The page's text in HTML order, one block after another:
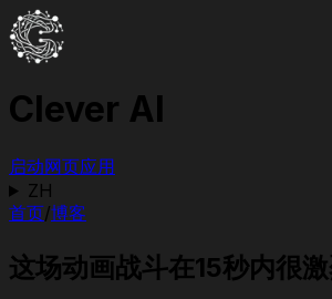
Clever AI
启动网页应用
ZH
首页/博客
这场动画战斗在15秒内很激